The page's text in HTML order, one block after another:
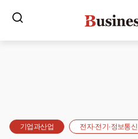
기업과산업 전자·전기·정보통신